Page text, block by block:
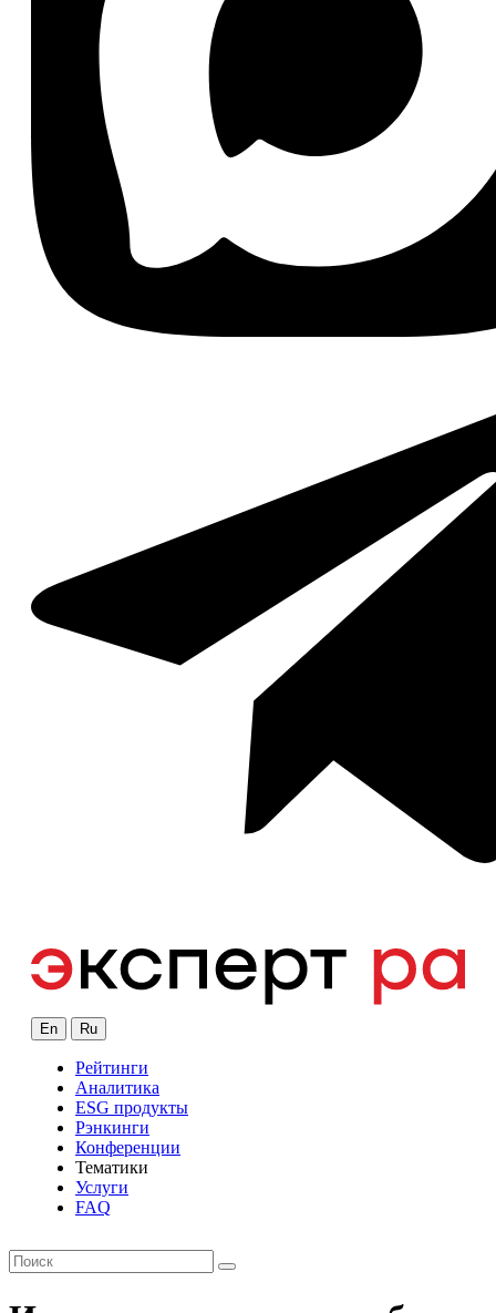
En Ru
Рейтинги
Аналитика
ESG продукты
Рэнкинги
Конференции
Тематики
Услуги
FAQ